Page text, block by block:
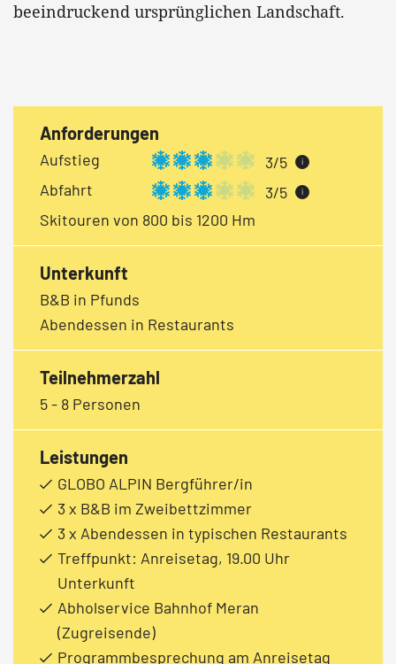
beeindruckend ursprünglichen Landschaft.
Anforderungen
Aufstieg 3/5 i
Abfahrt 3/5 i
Skitouren von 800 bis 1200 Hm
Unterkunft
B&B in Pfunds
Abendessen in Restaurants
Teilnehmerzahl
5 - 8 Personen
Leistungen
GLOBO ALPIN Bergführer/in
3 x B&B im Zweibettzimmer
3 x Abendessen in typischen Restaurants
Treffpunkt: Anreisetag, 19.00 Uhr
Unterkunft
Abholservice Bahnhof Meran
(Zugreisende)
Programmbesprechung am Anreisetag